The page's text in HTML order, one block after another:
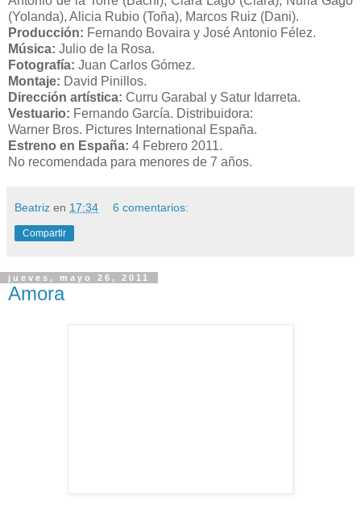
Género:Comedia.
Interpretación:Quim Gutiérrez (Diego), Raúl Arévalo
(Julián), Adrián Lastra (Miguel), Inma Cuesta (Martina),
Antonio de la Torre (Bachi), Clara Lago (Clara), Nuria Gago
(Yolanda), Alicia Rubio (Toña), Marcos Ruiz (Dani).
Producción:Fernando Bovaira y José Antonio Félez.
Música:Julio de la Rosa.
Fotografía:Juan Carlos Gómez.
Montaje:David Pinillos.
Dirección artística:Curru Garabal y Satur Idarreta.
Estreno en España:4 Febrero 2011.
No recomendada para menores de 7 años.
Beatriz en17:34 6 comentarios:
Compartir